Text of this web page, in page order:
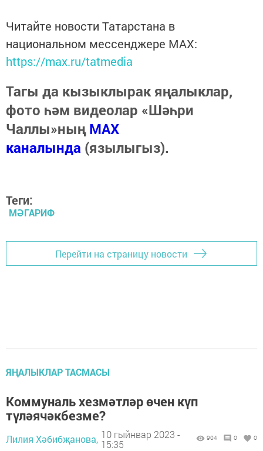
Читайте новости Татарстана в
национальном мессенджере MАХ:
https://max.ru/tatmedia
Тагы да кызыклырак яңалыклар,
фото һәм видеолар «Шәһри
Чаллы»ныңMAX
каналында (язылыгыз).
Теги:
МӘГАРИФ
Перейти на страницу новости
ЯҢАЛЫКЛАР ТАСМАСЫ
Коммуналь хезмәтләр өчен күп
түләячәкбезме?
Лилия Хәбибҗанова, 10 гыйнвар 2023 -
15:35
904 0 0